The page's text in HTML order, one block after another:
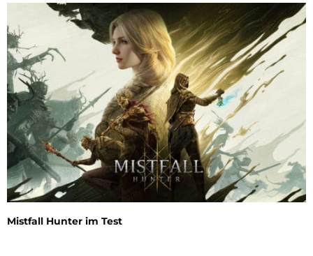
Mistfall Hunter im Test